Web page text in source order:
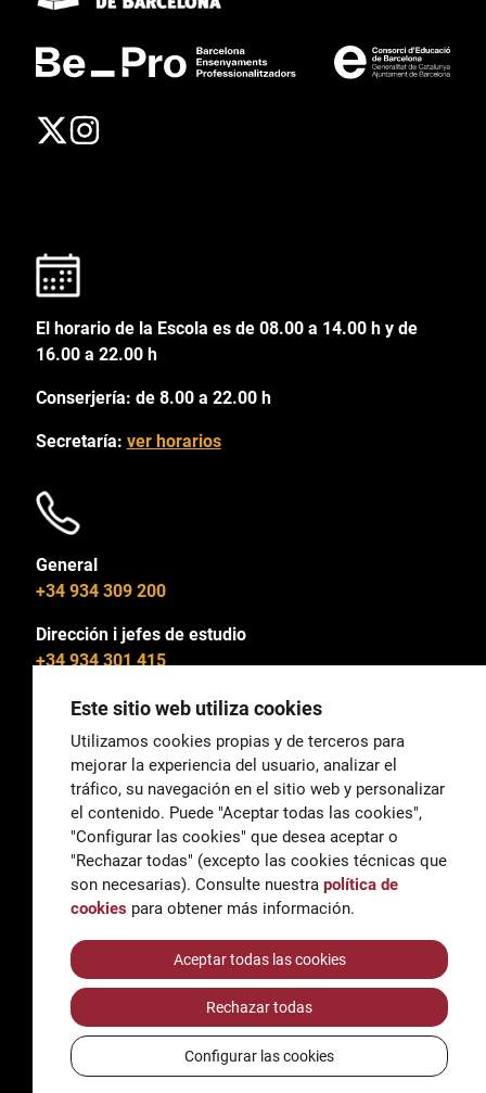
El horario de la Escola es de 08.00 a 14.00 h y de
16.00 a 22.00 h
Conserjería: de 8.00 a 22.00 h
Secretaría: ver horarios
General
+34 934 309 200
Dirección i jefes de estudio
+34 934 301 415
General
correu@escoladeltreball.org
Información
informacio@escoladeltreball.org
Trámites de secretaría
AccessibilidadAviso legal y Política de Privacidad
Política de cookies
Créditos
Este sitio web utiliza cookies
Utilizamos cookies propias y de terceros para
mejorar la experiencia del usuario, analizar el
tráfico, su navegación en el sitio web y personalizar
el contenido. Puede "Aceptar todas las cookies",
"Configurar las cookies" que desea aceptar o
"Rechazar todas" (excepto las cookies técnicas que
son necesarias). Consulte nuestra política de
cookies para obtener más información.
Aceptar todas las cookies
Rechazar todas
Configurar las cookies